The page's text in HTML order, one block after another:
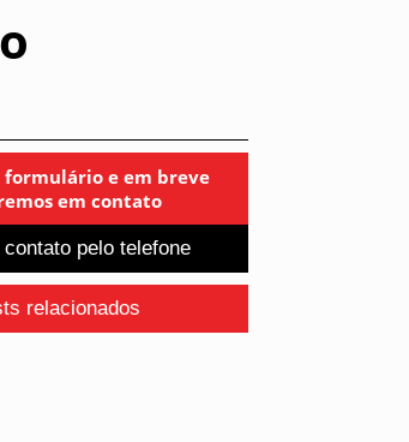
formulário e em breve
em contato
pelo telefone
relacionados